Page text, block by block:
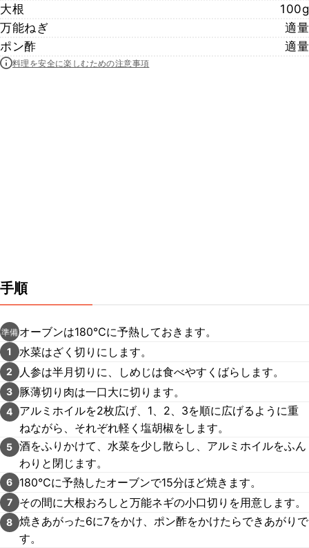
大根
100g
万能ねぎ
適量
ポン酢
適量
料理を安全に楽しむための注意事項
手順
準備 オーブンは180℃に予熱しておきます。
1 水菜はざく切りにします。
2 人参は半月切りに、しめじは食べやすくばらします。
3 豚薄切り肉は一口大に切ります。
4
アルミホイルを2枚広げ、1、2、3を順に広げるように重
ねながら、それぞれ軽く塩胡椒をします。
5 酒をふりかけて、水菜を少し散らし、アルミホイルをふん
わりと閉じます。
6 180℃に予熱したオーブンで15分ほど焼きます。
7 その間に大根おろしと万能ネギの小口切りを用意します。
8 焼きあがった6に7をかけ、ポン酢をかけたらできあがりで
す。